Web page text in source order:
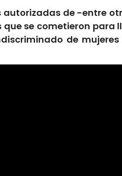
de -entre
que se cometieron para
de